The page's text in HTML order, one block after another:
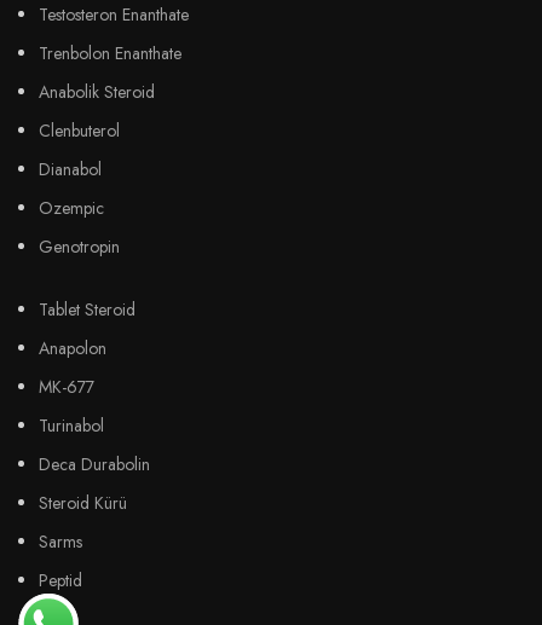
Testosteron Enanthate
Trenbolon Enanthate
Anabolik Steroid
Clenbuterol
Dianabol
Ozempic
Genotropin
Tablet Steroid
Anapolon
MK-677
Turinabol
Deca Durabolin
Steroid Kürü
Sarms
Peptid